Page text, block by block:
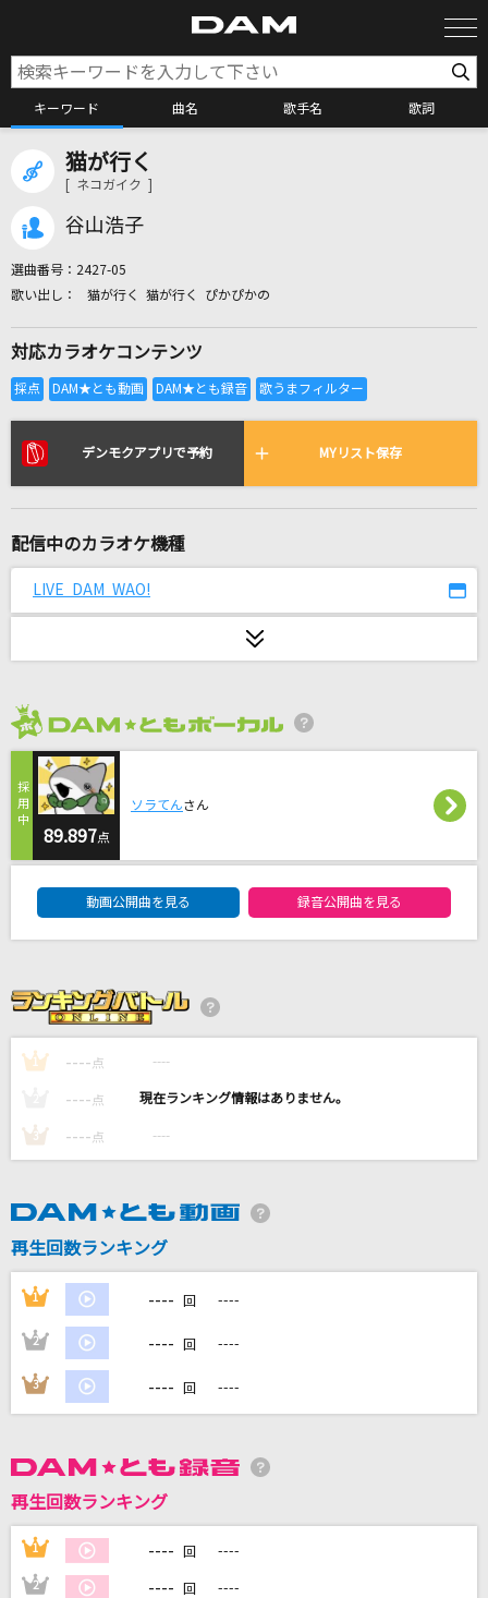
キーワード 曲名 歌手名 歌詞
全国りれき
リアルタイムで歌われている曲の一覧
怪獣
愛くださいませ
back number
I wonder
[生音]HOT LIMIT
T.M.Revolution
金太の大冒険
つボイノリオ
Pretender
Official髭男dism
くつずれ
[生音]ピタカゲ(CROOKED)(BIGBANG JAPAN D
G-DRAGON(from BIGBANG)
もっと見る
DAMに会員登録・ログインして
猫が行く
[ ネコガイク ]
谷山浩子
選曲番号： 2427-05
猫が行く 猫が行く ぴかぴかの
対応カラオケコンテンツ
デンモクアプリで予約 MYリスト保存
配信中のカラオケ機種
LIVE DAM WAO!
89.897点
ソラてんさん
動画公開曲を見る 録音公開曲を見る
1 ---- 点 ----
---- 点 ----
3 ---- 点 ----
再生回数ランキング
1 ---- 回 ----
2 ---- 回 ----
3 ---- 回 ----
再生回数ランキング
1 ---- 回 ----
2 ---- 回 ----